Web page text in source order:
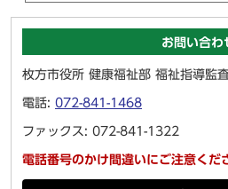
お問い合わ
枚方市役所 健康福祉部 福祉指導監
電話: 072-841-1468
ファックス: 072-841-1322
電話番号のかけ間違いにご注意くだ